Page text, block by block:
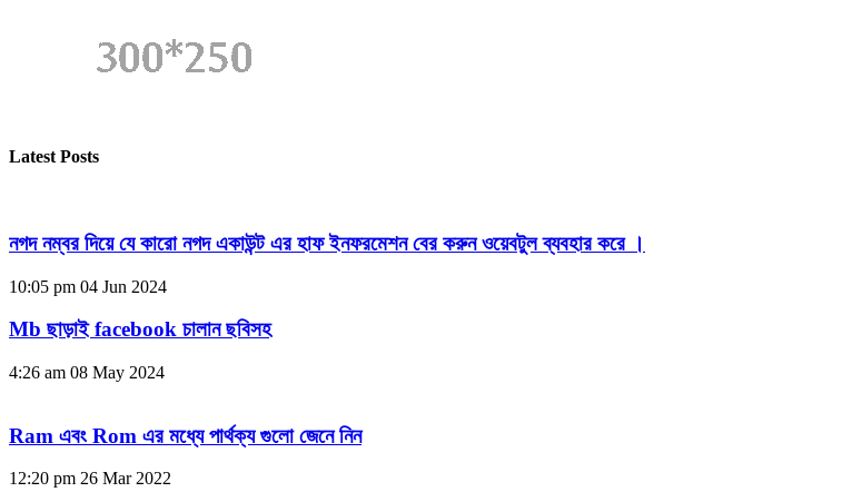
Latest Posts
নগদ নম্বর দিয়ে যে কারো নগদ একাউন্ট এর হাফ ইনফরমেশন বের করুন ওয়েবটুল ব্যবহার করে ।
10:05 pm 04 Jun 2024
Mb ছাড়াই facebook চালান ছবিসহ
4:26 am 08 May 2024
Ram এবং Rom এর মধ্যে পার্থক্য গুলো জেনে নিন
12:20 pm 26 Mar 2022